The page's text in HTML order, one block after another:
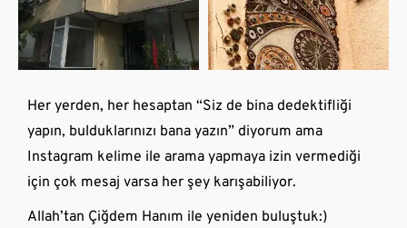
Her yerden, her hesaptan “Siz de bina dedektifliği
yapın, bulduklarınızı bana yazın” diyorum ama
Instagram kelime ile arama yapmaya izin vermediği
için çok mesaj varsa her şey karışabiliyor.
Allah’tan Çiğdem Hanım ile yeniden buluştuk:)